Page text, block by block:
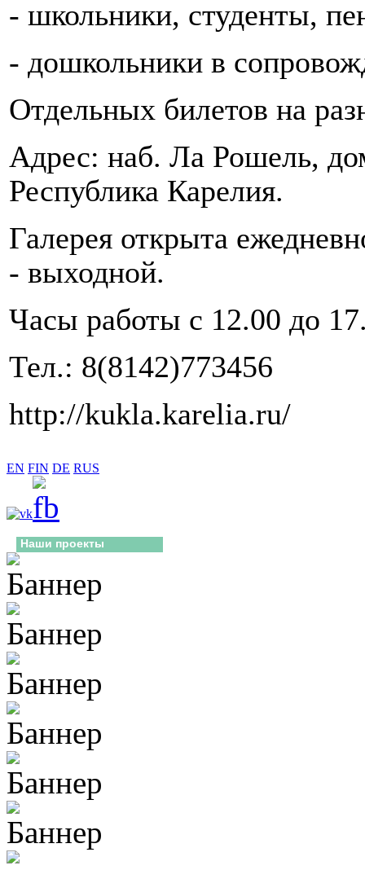
- школьники, студенты,
- дошкольники в
Отдельных билетов на
Адрес: наб. Ла Рошель,
Республика Карелия.
Галерея открыта
- выходной.
Часы работы с 12.00 до
Тел.: 8(8142)773456
http://kukla.karelia.ru/
EN FIN DE RUS
Наши проекты